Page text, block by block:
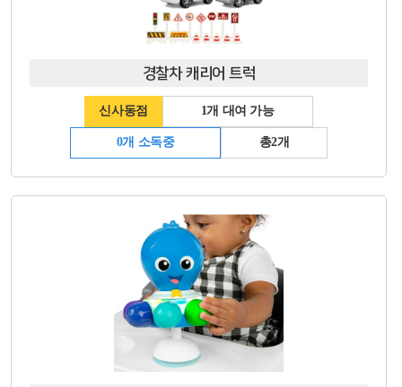
경찰차 캐리어 트럭
신사동점 1개 대여 가능
0개 소독중 총2개